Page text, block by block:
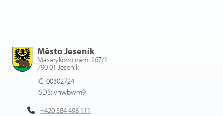
Město Jeseník
Masarykovo nám. 167/1
790 01 Jeseník
IČ: 00302724
ISDS: vhwbwm9
+420 584 498 111